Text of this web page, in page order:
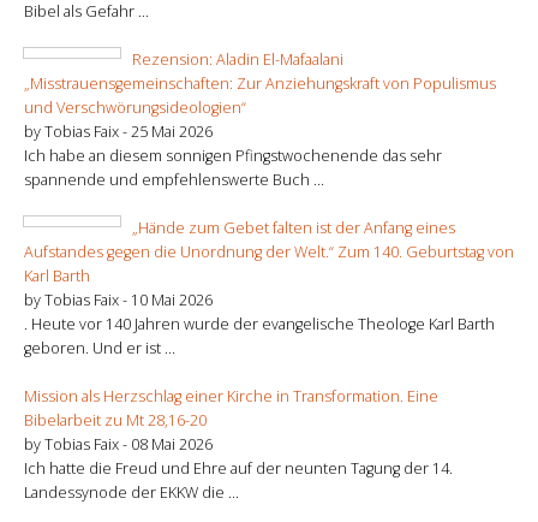
Bibel als Gefahr ...
Rezension: Aladin El-Mafaalani
„Misstrauensgemeinschaften: Zur Anziehungskraft von Populismus
und Verschwörungsideologien“
by Tobias Faix -25 Mai 2026
Ich habe an diesem sonnigen Pfingstwochenende das sehr
spannende und empfehlenswerte Buch ...
„Hände zum Gebet falten ist der Anfang eines
Aufstandes gegen die Unordnung der Welt.“ Zum 140. Geburtstag von
Karl Barth
by Tobias Faix - 10 Mai 2026
. Heute vor 140 Jahren wurde der evangelische Theologe Karl Barth
geboren. Und er ist ...
Mission als Herzschlag einer Kirche in Transformation. Eine
Bibelarbeit zu Mt 28,16-20
by Tobias Faix - 08 Mai 2026
Ich hatte die Freud und Ehre auf der neunten Tagung der 14.
Landessynode der EKKW die ...